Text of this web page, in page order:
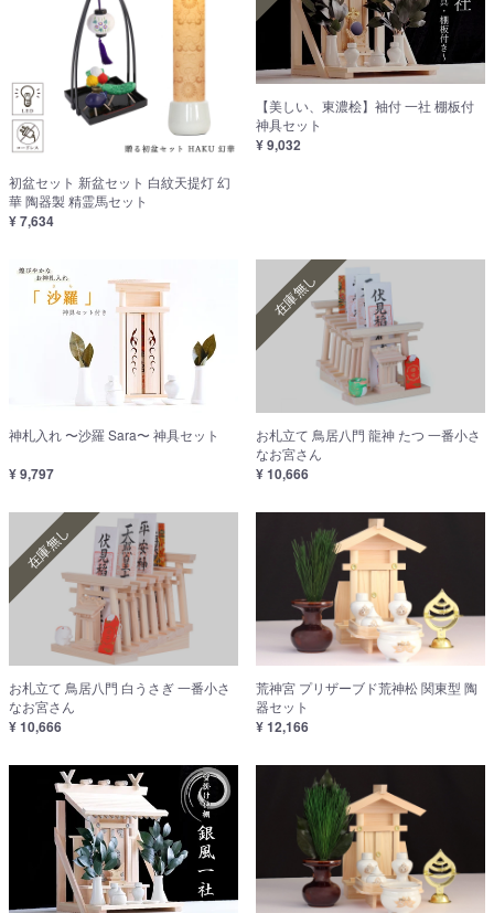
初盆セット 新盆セット 白紋天提灯 幻
華 陶器製 精霊馬セット
¥ 7,634
【美しい、東濃桧】袖付 一社 棚板付
神具セット
¥ 9,032
神札入れ 〜沙羅 Sara〜 神具セット
¥ 9,797
在庫無し
お札立て 鳥居八門 龍神 たつ 一番小さ
なお宮さん
¥ 10,666
在庫無し
お札立て 鳥居八門 白うさぎ 一番小さ
なお宮さん
¥ 10,666
荒神宮 プリザーブド荒神松 関東型 陶
器セット
¥ 12,166